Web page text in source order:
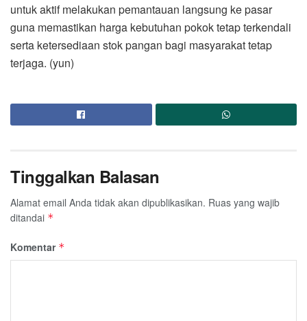
untuk aktif melakukan pemantauan langsung ke pasar
guna memastikan harga kebutuhan pokok tetap terkendali
serta ketersediaan stok pangan bagi masyarakat tetap
terjaga. (yun)
Tinggalkan Balasan
Alamat email Anda tidak akan dipublikasikan. Ruas yang wajib
ditandai *
Komentar *